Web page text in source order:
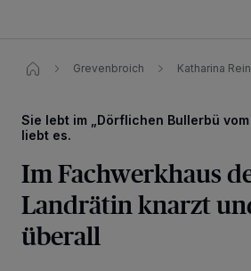
Grevenbroich Katharina
Sie lebt im „Dörflichen Bullerbü vom
liebt es.
Im Fachwerkhaus
Landrätin knarzt
überall